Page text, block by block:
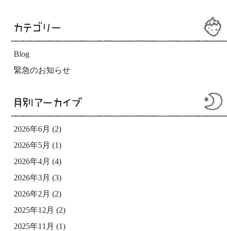
カテゴリー
Blog
緊急のお知らせ
月別アーカイブ
2026年6月 (2)
2026年5月 (1)
2026年4月 (4)
2026年3月 (3)
2026年2月 (2)
2025年12月 (2)
2025年11月 (1)